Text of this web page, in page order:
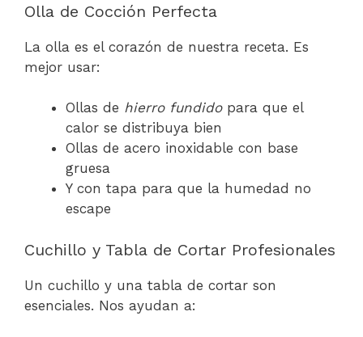
Olla de Cocción Perfecta
La olla es el corazón de nuestra receta. Es
mejor usar:
Ollas de hierro fundidopara que el
calor se distribuya bien
Ollas de acero inoxidable con base
gruesa
Y con tapa para que la humedad no
escape
Cuchillo y Tabla de Cortar Profesionales
Un cuchillo y una tabla de cortar son
esenciales. Nos ayudan a: